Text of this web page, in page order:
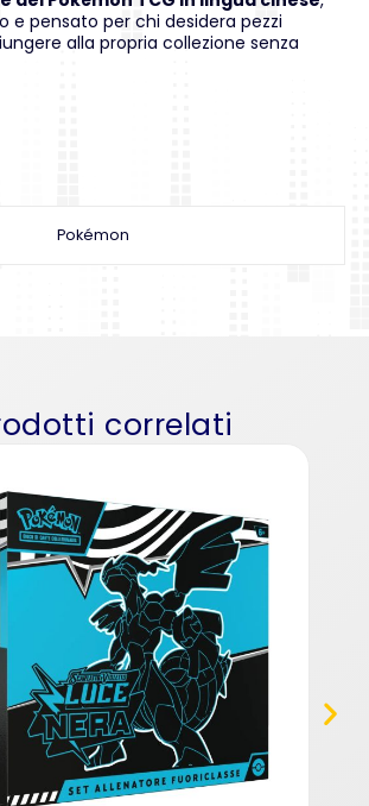
e pensato per chi desidera pezzi
alla propria collezione senza
Pokémon
correlati